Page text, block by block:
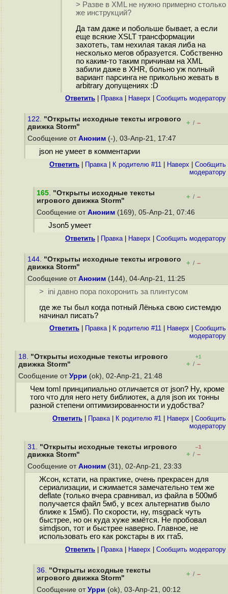
> Разве в XML не нужно примерно столько
же инструкций?
Да там даже и побольше бывает, а если
еще всякие XSLT трансформации
захотеть, там нехилая такая либа на
несколько мегов образуется. Собственно
по каким-то таким причинам на XML
забили даже в XHR, больно уж полный
вариант парсинга не прикольно жевать в
arbitrary допущениях :D
Ответить Правка| Наверх Cообщить модератору
122. "Открыты исходные тексты игрового
движка Storm"
+ / –
Сообщение от Аноним (-), 03-Апр-21, 17:47
json не умеет в комментарии
Ответить Правка| К родителю #11 Наверх
Cообщить
модератору
165. "Открыты исходные тексты
игрового движка Storm"
+ / –
Сообщение от Аноним (169), 05-Апр-21, 07:46
Json5 умеет
Ответить Правка| Наверх Cообщить модератору
144. "Открыты исходные тексты игрового
движка Storm"
+ / –
Сообщение от Аноним (144), 04-Апр-21, 11:25
> ini давно пора похоронить за плинтусом
где же ты был когда потный Лёнька свою системдю
начинал писать?
Ответить Правка| К родителю #11 Наверх
Cообщить
модератору
18. "Открыты исходные тексты игрового
движка Storm"
+1
+ / –
Сообщение от Урри (ok), 02-Апр-21, 21:48
Чем toml принципиально отличается от json? Ну, кроме
того что для него нету библиотек, а для json их тонны
разной степени оптимизированности и удобства?
Ответить Правка| К родителю #1 Наверх
Cообщить
модератору
31. "Открыты исходные тексты игрового
движка Storm"
–1
+ / –
Сообщение от Аноним (31), 02-Апр-21, 23:33
Жсон, кстати, на практике, очень прекрасен для
сериализации, и сжимается замечательно тем же
deflate (только вчера сравнивал, из файла в 500мб
получается файл 5мб, у всех альтернатив было
ближе к 15мб). По скорости, ну, msgpack чуть
быстрее, но он куда хуже жмётся. Не пробовал
simdjson, тот и быстрее наверно. Главное, не
использовать его как рокстары в их гта5.
Ответить Правка| Наверх Cообщить модератору
36. "Открыты исходные тексты
игрового движка Storm"
+ / –
Сообщение от Урри (ok), 03-Апр-21, 00:12